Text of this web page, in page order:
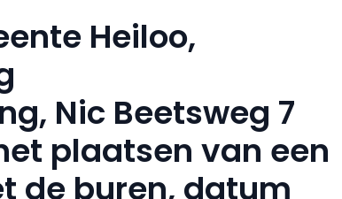
Heiloo,
Nic Beetsweg 7
plaatsen van een
de buren, datum